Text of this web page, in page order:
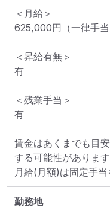
＜月給＞
625,000円（一律手当
＜昇給有無＞
有
＜残業手当＞
有
賃金はあくまでも目
する可能性があります
月給(月額)は固定手当
勤務地